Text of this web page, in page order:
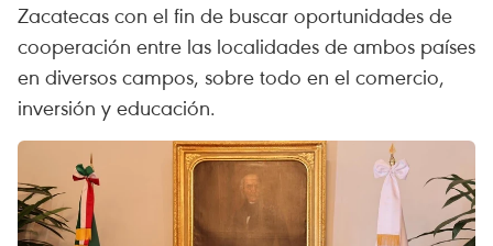
Zacatecas con el fin de buscar oportunidades de
cooperación entre las localidades de ambos países
en diversos campos, sobre todo en el comercio,
inversión y educación.